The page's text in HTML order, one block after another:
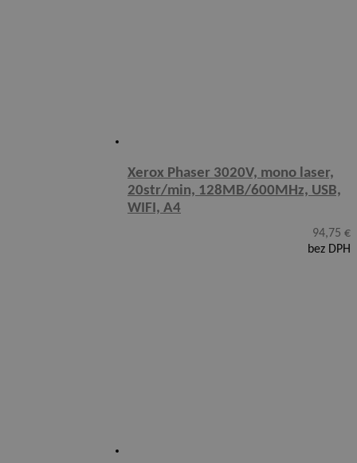
Xerox Phaser 3020V, mono laser,
20str/min, 128MB/600MHz, USB,
WIFI, A4
94,75 €
bez DPH